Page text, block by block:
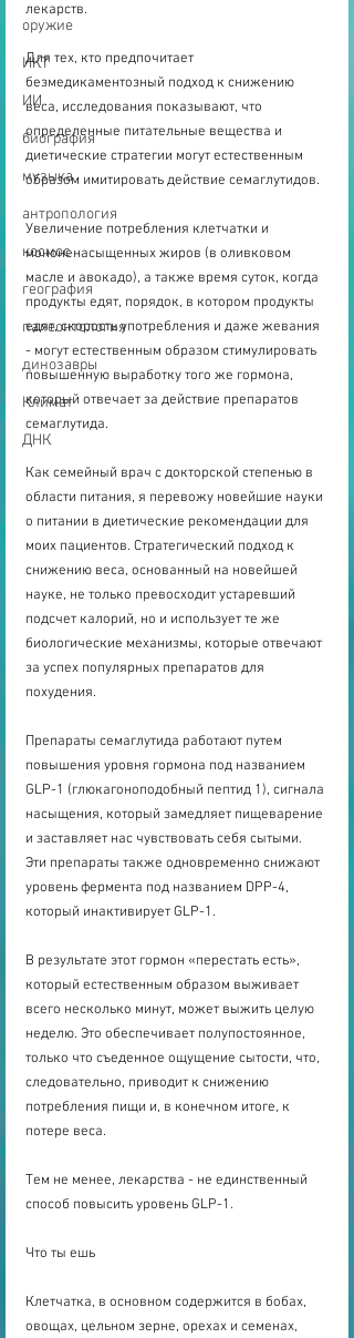
оружие
ИКТ
ИИ
биография
музыка
антропология
космос
география
палеонтология
динозавры
Климат
ДНК
лекарств.
Для тех, кто предпочитает
безмедикаментозный подход к снижению
веса, исследования показывают, что
определенные питательные вещества и
диетические стратегии могут естественным
образом имитировать действие семаглутидов.
Увеличение потребления клетчатки и
мононенасыщенных жиров (в оливковом
масле и авокадо), а также время суток, когда
продукты едят, порядок, в котором продукты
едят, скорость употребления и даже жевания
- могут естественным образом стимулировать
повышенную выработку того же гормона,
который отвечает за действие препаратов
семаглутида.
Как семейный врач с докторской степенью в
области питания, я перевожу новейшие науки
о питании в диетические рекомендации для
моих пациентов. Стратегический подход к
снижению веса, основанный на новейшей
науке, не только превосходит устаревший
подсчет калорий, но и использует те же
биологические механизмы, которые отвечают
за успех популярных препаратов для
похудения.
Препараты семаглутида работают путем
повышения уровня гормона под названием
GLP-1 (глюкагоноподобный пептид 1), сигнала
насыщения, который замедляет пищеварение
и заставляет нас чувствовать себя сытыми.
Эти препараты также одновременно снижают
уровень фермента под названием DPP-4,
который инактивирует GLP-1.
В результате этот гормон «перестать есть»,
который естественным образом выживает
всего несколько минут, может выжить целую
неделю. Это обеспечивает полупостоянное,
только что съеденное ощущение сытости, что,
следовательно, приводит к снижению
потребления пищи и, в конечном итоге, к
потере веса.
Тем не менее, лекарства - не единственный
способ повысить уровень GLP-1.
Что ты ешь
Клетчатка, в основном содержится в бобах,
овощах, цельном зерне, орехах и семенах,